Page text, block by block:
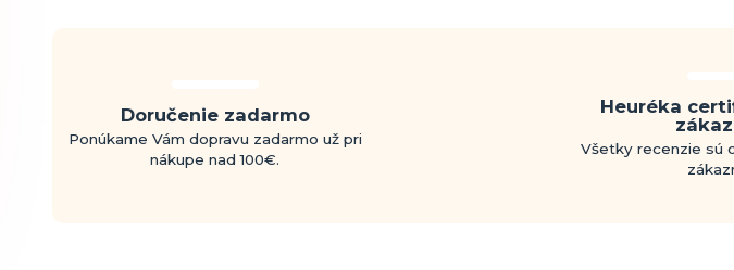
Doručenie zadarmo
Ponúkame Vám dopravu zadarmo už pri
nákupe nad 100€.
Heuréka
Všetky recenzie sú